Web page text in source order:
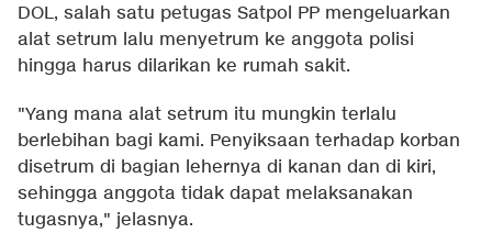
DOL, salah satu petugas Satpol PP mengeluarkan
alat setrum lalu menyetrum ke anggota polisi
hingga harus dilarikan ke rumah sakit.
"Yang mana alat setrum itu mungkin terlalu
berlebihan bagi kami. Penyiksaan terhadap korban
disetrum di bagian lehernya di kanan dan di kiri,
sehingga anggota tidak dapat melaksanakan
tugasnya," jelasnya.